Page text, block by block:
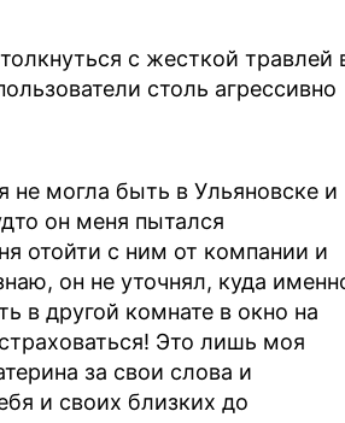
с жесткой травлей
столь агрессивно
не могла быть в Ульяновске и
он меня пытался
отойти с ним от компании и
он не уточнял, куда
в другой комнате в окно на
Это лишь моя
за свои слова и
и своих близких до